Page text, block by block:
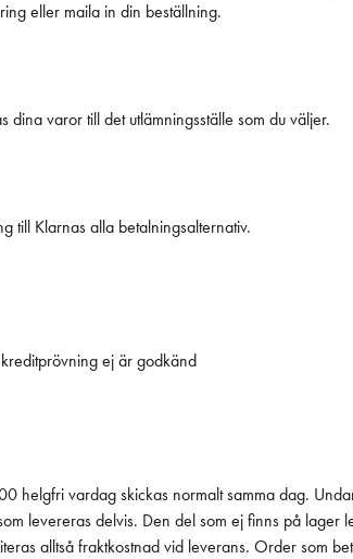
eller maila in din beställning.
dina varor till det utlämningsställe som du väljer.
till Klarnas alla betalningsalternativ.
ej är godkänd
helgfri vardag skickas normalt samma dag.
levereras delvis. Den del som ej finns på
alltså fraktkostnad vid leverans. Order som